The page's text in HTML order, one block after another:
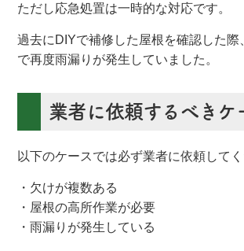
ただし応急処置は一時的な対応です。
過去にDIYで補修した屋根を確認した際
で再度雨漏りが発生していました。
業者に依頼するべきケ
以下のケースでは必ず業者に依頼してく
・欠けが複数ある
・屋根の高所作業が必要
・雨漏りが発生している